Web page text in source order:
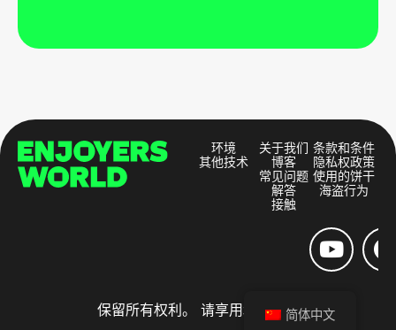
环境
其他技术
关于我们
博客
常见问题
解答
接触
条款和条件
隐私权政策
使用的饼干
海盗行为
保留所有权利。 请享用和分享。简体中文